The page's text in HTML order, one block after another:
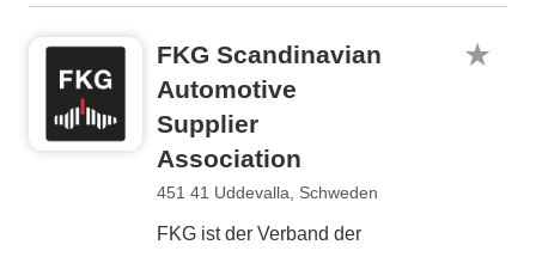
FKG Scandinavian
Automotive
Supplier
Association
451 41 Uddevalla, Schweden
FKG ist der Verband der